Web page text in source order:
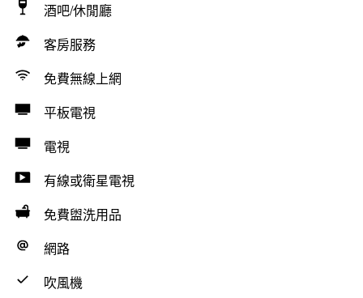
酒吧/休閒廳
客房服務
免費無線上網
平板電視
電視
有線或衛星電視
免費盥洗用品
網路
吹風機